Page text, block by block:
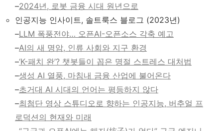
–2024년, 로봇 금융 시대 원년으로
인공지능 인사이트, 솔트룩스 블로그 (2023년)
–LLM 폭풍전야… 오픈AI-오픈소스 각축 예고
–AI의 새 명암, 인류 사회와 지구 환경
–‘K-패치 완’? 챗봇들이 꼽은 명절 스트레스 대처법
–생성 AI 열풍, 마침내 금융 산업에 불어온다
–초거대 AI 시대의 언어는 평등하지 않다
–최첨단 영상 스튜디오로 향하는 인공지능, 버추얼 프
로덕션의 현재와 미래